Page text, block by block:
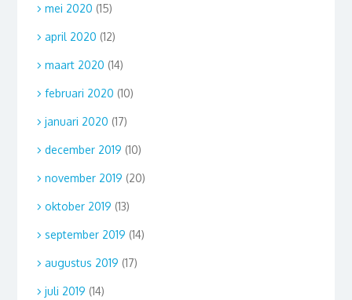
mei 2020 (15)
april 2020 (12)
maart 2020 (14)
februari 2020 (10)
januari 2020 (17)
december 2019 (10)
november 2019 (20)
oktober 2019 (13)
september 2019 (14)
augustus 2019 (17)
juli 2019 (14)